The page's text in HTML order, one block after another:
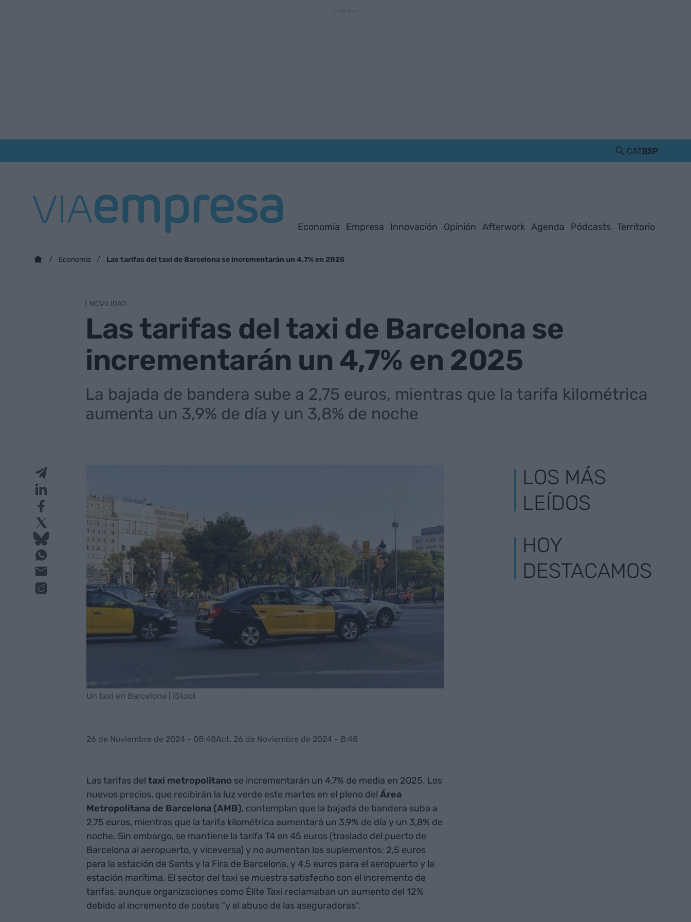
CATESP
Economía Empresa Innovación Opinión Afterwork Agenda Pódcasts Territorio
Economía Las tarifas del taxi de Barcelona se incrementarán un 4,7% en 2025
MOVILIDAD
Las tarifas del taxi de Barcelona se
incrementarán un 4,7% en 2025
La bajada de bandera sube a 2,75 euros, mientras que la tarifa kilométrica
aumenta un 3,9% de día y un 3,8% de noche
Un taxi en Barcelona | iStock
26 de Noviembre de 2024 - 08:48Act. 26 de Noviembre de 2024 - 8:48
Las tarifas del taxi metropolitano se incrementarán un 4,7% de media en 2025. Los
nuevos precios, que recibirán la luz verde este martes en el pleno del Área
Metropolitana de Barcelona (AMB), contemplan que la bajada de bandera suba a
2,75 euros, mientras que la tarifa kilométrica aumentará un 3,9% de día y un 3,8% de
noche. Sin embargo, se mantiene la tarifa T4 en 45 euros (traslado del puerto de
Barcelona al aeropuerto, y viceversa) y no aumentan los suplementos: 2,5 euros
para la estación de Sants y la Fira de Barcelona, y 4,5 euros para el aeropuerto y la
estación marítima. El sector del taxi se muestra satisfecho con el incremento de
tarifas, aunque organizaciones como Élite Taxi reclamaban un aumento del 12%
debido al incremento de costes "y el abuso de las aseguradoras".
LOS MÁS
LEÍDOS
HOY
DESTACAMOS